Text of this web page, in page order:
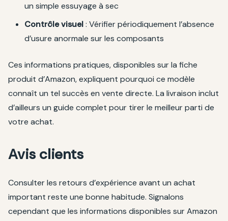
un simple essuyage à sec
Contrôle visuel: Vérifier périodiquement l’absence
d’usure anormale sur les composants
Ces informations pratiques, disponibles sur la fiche
produit d’Amazon, expliquent pourquoi ce modèle
connaît un tel succès en vente directe. La livraison inclut
d’ailleurs un guide complet pour tirer le meilleur parti de
votre achat.
Avis clients
Consulter les retours d’expérience avant un achat
important reste une bonne habitude. Signalons
cependant que les informations disponibles sur Amazon